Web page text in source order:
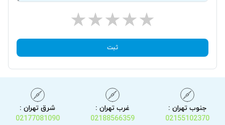
ثبت
جنوب تهران :
02155102370
غرب تهران :
02188566359
شرق تهران :
02177081090